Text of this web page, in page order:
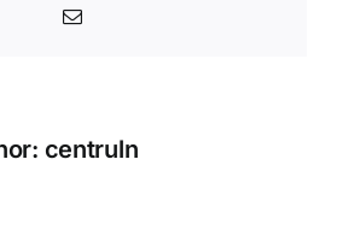
Email
centruln